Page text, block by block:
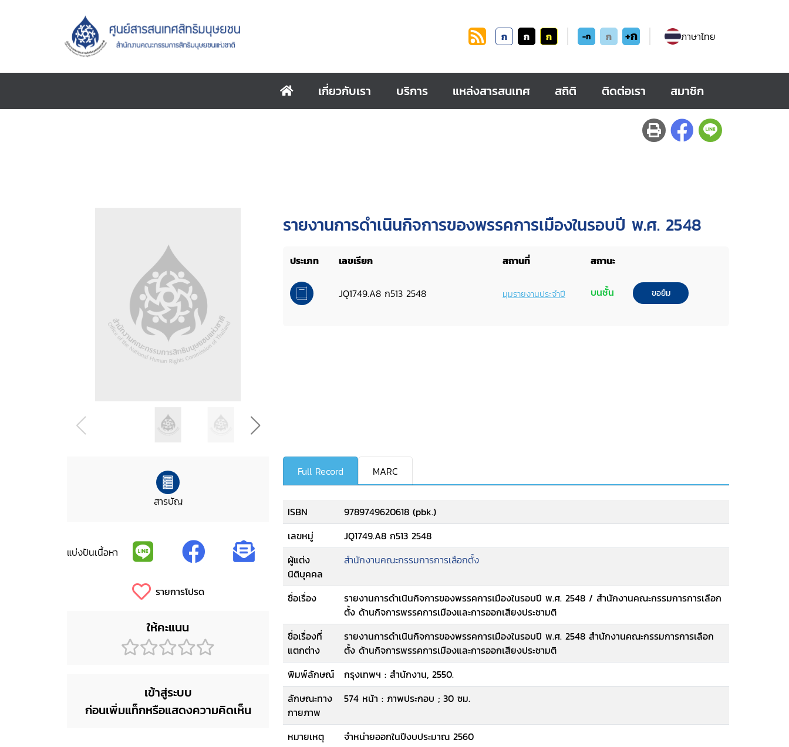
ก ก ก -ก ก +ก ภาษาไทย
เกี่ยวกับเรา บริการ แหล่งสารสนเทศ สถิติ ติดต่อเรา สมาชิก
รายงานการดำเนินกิจการของพรรคการเมืองในรอบปี พ.ศ. 2548
ประเภท เลขเรียก สถานที่ สถานะ
JQ1749.A8 ก513 2548 มุมรายงานประจำปี บนชั้น ขอยืม
สารบัญ
แบ่งปันเนื้อหา
รายการโปรด
ให้คะแนน
เข้าสู่ระบบ
ก่อนเพิ่มแท็กหรือแสดงความคิดเห็น
Full Record MARC
ISBN
9789749620618 (pbk.)
เลขหมู่
JQ1749.A8 ก513 2548
ผู้แต่ง
นิติบุคคล
สำนักงานคณะกรรมการการเลือกตั้ง
ชื่อเรื่อง
รายงานการดำเนินกิจการของพรรคการเมืองในรอบปี พ.ศ. 2548 / สำนักงานคณะกรรมการการเลือก
ตั้ง ด้านกิจการพรรคการเมืองและการออกเสียงประชามติ
ชื่อเรื่องที่
แตกต่าง
รายงานการดำเนินกิจการของพรรคการเมืองในรอบปี พ.ศ. 2548 สำนักงานคณะกรรมการการเลือก
ตั้ง ด้านกิจการพรรคการเมืองและการออกเสียงประชามติ
พิมพ์ลักษณ์
กรุงเทพฯ : สำนักงาน, 2550.
ลักษณะทาง
กายภาพ
574 หน้า : ภาพประกอบ ; 30 ซม.
หมายเหตุ
จำหน่ายออกในปีงบประมาณ 2560